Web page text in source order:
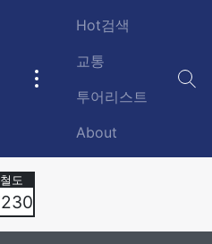
Main
Hot검색
교통
투어리스트
About